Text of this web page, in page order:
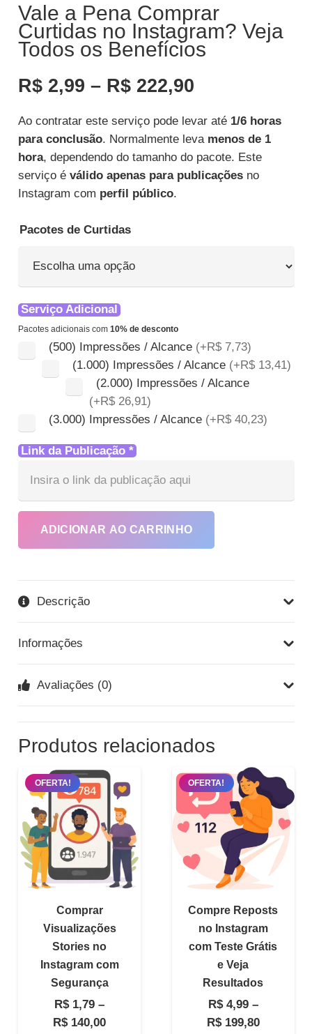
Vale a Pena Comprar
Curtidas no Instagram? Veja
Todos os Benefícios
R$2,99 – R$222,90Faixa
preço:
R$ 2,99
através
R$ 222,90
Ao contratar este serviço pode levar até 1/6 horas
para conclusão. Normalmente leva menos de 1
hora, dependendo do tamanho do pacote. Este
serviço é válido apenas para publicaçõesno
Instagram com perfil público.
Pacotes de Curtidas
Serviço Adicional
Pacotes adicionais com 10% de desconto
(500) Impressões / Alcance (+R$ 7,73)
(1.000) Impressões / Alcance (+R$ 13,41)
(2.000) Impressões / Alcance
(+R$ 26,91)
(3.000) Impressões / Alcance (+R$ 40,23)
Link da Publicação *
ADICIONAR AO CARRINHO
Descrição
Informações
Avaliações (0)
Produtos relacionados
OFERTA!
Comprar
Visualizações
Stories no
Instagram com
Segurança
R$1,79 –
R$140,00Faixa
OFERTA!
Compre Reposts
no Instagram
com Teste Grátis
e Veja
Resultados
R$4,99 –
R$199,80Faixa